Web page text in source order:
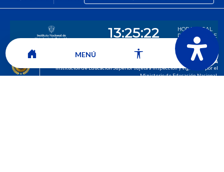
CORPORACIÓN UNIVERSITARIA COMFACAUCA - UNICOMFACAUCA
Institución de Educación Superior sujeta a inspección y vigilancia por el
Ministerio de Educación Nacional.
MENÚ